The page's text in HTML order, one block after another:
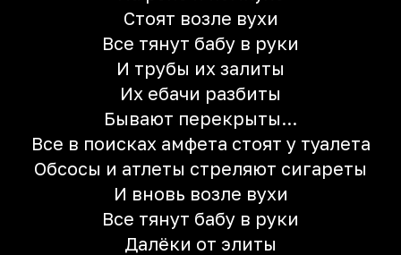
Стоят возле вухи
Все тянут бабу в руки
И трубы их залиты
Их ебачи разбиты
Бывают перекрыты...
Все в поисках амфета стоят у туалета
Обсосы и атлеты стреляют сигареты
И вновь возле вухи
Все тянут бабу в руки
Далёки от элиты